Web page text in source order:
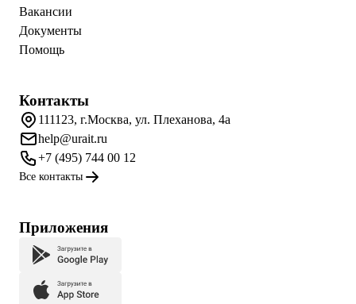
Вакансии
Документы
Помощь
Контакты
111123, г.Москва, ул. Плеханова, 4а
help@urait.ru
+7 (495) 744 00 12
Все контакты
Приложения